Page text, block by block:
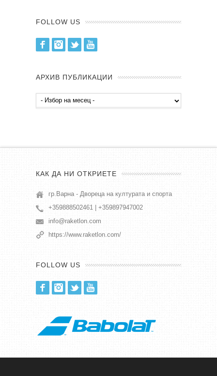
FOLLOW US
FacebookInstagram
Twitter
АРХИВ ПУБЛИКАЦИИ
Архив
публикации
КАК ДА НИ ОТКРИЕТЕ
гр.Варна - Двореца на културата и спорта
+359888502461 | +359897947002
info@raketlon.com
https://www.raketlon.com/
FOLLOW US
FacebookInstagram
Twitter